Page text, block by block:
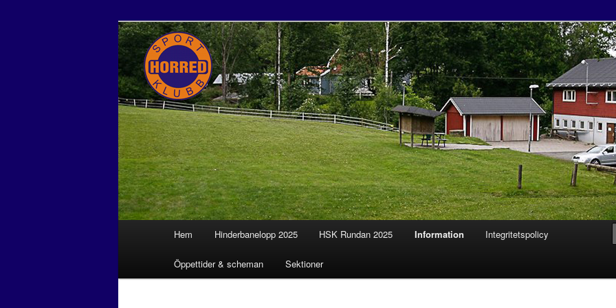
Horreds Sportklubb
Hoppa till huvudinnehåll
Hoppa till sekundärt innehåll
Hem Hinderbanelopp 2025 HSK Rundan 2025 Information Integritetspolicy
Öppettider & scheman Sektioner